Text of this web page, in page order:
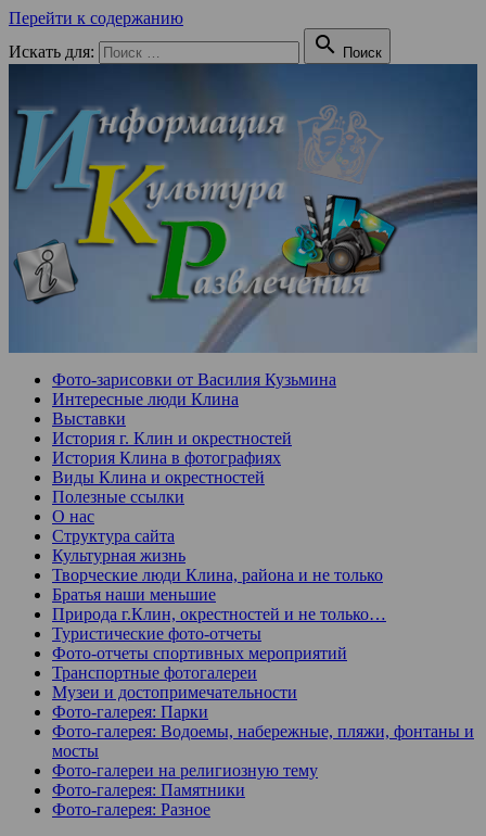
Перейти к содержанию
Искать для:
 Поиск
Фото-зарисовки от Василия Кузьмина
Интересные люди Клина
Выставки
История г. Клин и окрестностей
История Клина в фотографиях
Виды Клина и окрестностей
Полезные ссылки
О нас
Структура сайта
Культурная жизнь
Творческие люди Клина, района и не только
Братья наши меньшие
Природа г.Клин, окрестностей и не только…
Туристические фото-отчеты
Фото-отчеты спортивных мероприятий
Транспортные фотогалереи
Музеи и достопримечательности
Фото-галерея: Парки
Фото-галерея: Водоемы, набережные, пляжи, фонтаны и
мосты
Фото-галереи на религиозную тему
Фото-галерея: Памятники
Фото-галерея: Разное